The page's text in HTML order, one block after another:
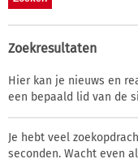
Zoekresultaten
Hier kan je nieuws en
een bepaald lid van de
Je hebt veel
seconden. Wacht even